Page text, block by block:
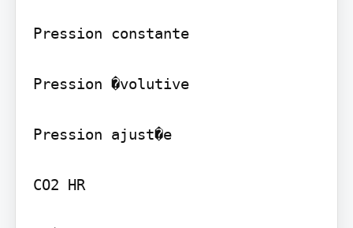
Pression constante
Pression �volutive
Pression ajust�e
CO2 HR